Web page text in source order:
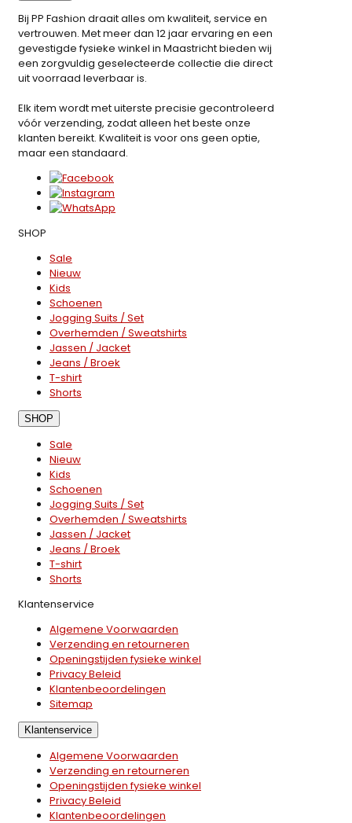
Bij PP Fashion draait alles om kwaliteit, service en
vertrouwen. Met meer dan 12 jaar ervaring en een
gevestigde fysieke winkel in Maastricht bieden wij
een zorgvuldig geselecteerde collectie die direct
uit voorraad leverbaar is.
Elk item wordt met uiterste precisie gecontroleerd
vóór verzending, zodat alleen het beste onze
klanten bereikt. Kwaliteit is voor ons geen optie,
maar een standaard.
SHOP
Sale
Nieuw
Kids
Schoenen
Jogging Suits / Set
Overhemden / Sweatshirts
Jassen / Jacket
Jeans / Broek
T-shirt
Shorts
SHOP
Sale
Nieuw
Kids
Schoenen
Jogging Suits / Set
Overhemden / Sweatshirts
Jassen / Jacket
Jeans / Broek
T-shirt
Shorts
Klantenservice
Algemene Voorwaarden
Verzending en retourneren
Openingstijden fysieke winkel
Privacy Beleid
Klantenbeoordelingen
Sitemap
Klantenservice
Algemene Voorwaarden
Verzending en retourneren
Openingstijden fysieke winkel
Privacy Beleid
Klantenbeoordelingen